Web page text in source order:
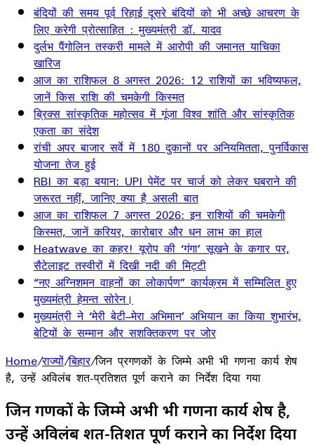
बंदियों की समय पूर्व रिहाई दूसरे बंदियों को भी अच्छे आचरण के
लिए करेगी प्रोत्साहित : मुख्यमंत्री डॉ. यादव
दुर्लभ पैंगोलिन तस्करी मामले में आरोपी की जमानत याचिका
खारिज
आज का राशिफल 8 अगस्त 2026: 12 राशियों का भविष्यफल,
जानें किस राशि की चमकेगी किस्मत
ब्रिक्स सांस्कृतिक महोत्सव में गूंजा विश्व शांति और सांस्कृतिक
एकता का संदेश
रांची अपर बाजार सर्वे में 180 दुकानों पर अनियमितता, पुनर्विकास
योजना तेज हुई
RBI का बड़ा बयान: UPI पेमेंट पर चार्ज को लेकर घबराने की
जरूरत नहीं, जानिए क्या है असली बात
आज का राशिफल 7 अगस्त 2026: इन राशियों की चमकेगी
किस्मत, जानें करियर, कारोबार और धन लाभ का हाल
Heatwave का कहर! यूरोप की ‘गंगा’ सूखने के कगार पर,
सैटेलाइट तस्वीरों में दिखी नदी की मिट्टी
“नए अग्निशमन वाहनों का लोकार्पण” कार्यक्रम में सम्मिलित हुए
मुख्यमंत्री हेमन्त सोरेन।
मुख्यमंत्री ने ‘मेरी बेटी–मेरा अभिमान’ अभियान का किया शुभारंभ,
बेटियों के सम्मान और सशक्तिकरण पर जोर
Home/राज्यों/बिहार/जिन प्रगणकों के जिम्मे अभी भी गणना कार्य शेष
है, उन्हें अविलंब शत-प्रतिशत पूर्ण कराने का निर्देश दिया गया
जिन प्रगणकों के जिम्मे अभी भी गणना कार्य शेष है,
उन्हें अविलंब शत-प्रतिशत पूर्ण कराने का निर्देश दिया